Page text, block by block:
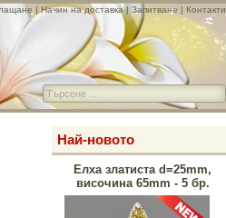
|Начин на доставка|Запитване | Контакти
Най-новото
Елха златиста d=25mm,
височина 65mm - 5 бр.